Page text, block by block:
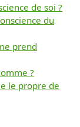
de soi ?
du
prend
?
le propre de